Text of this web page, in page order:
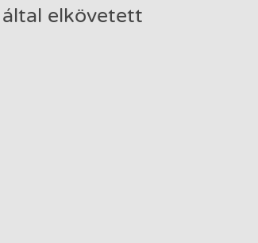
elkövetett